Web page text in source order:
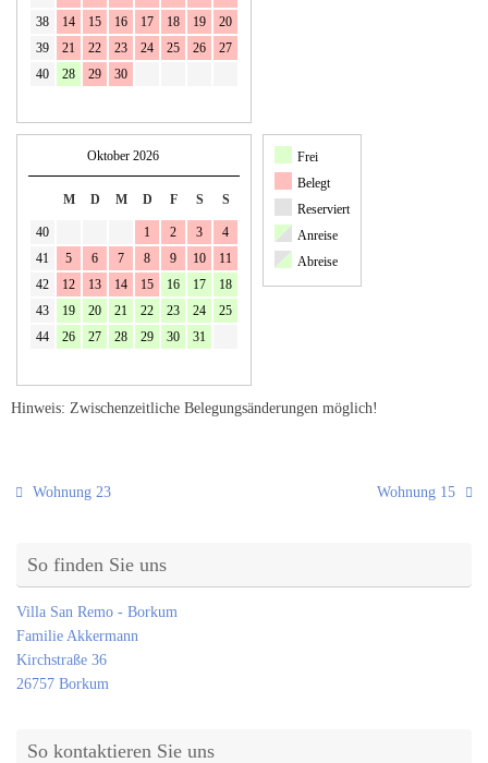
38
14 15 16 17 18 19
20
39
21 22 23 24 25 26
27
40
28 29 30
Oktober 2026
M D M D F S S
40 1 2 3
4
41
5 6 7 8 9 10
11
42
12 13 14 15 16 17
18
43
19 20 21 22 23 24
25
44
26 27 28 29 30 31
Frei
Belegt
Reserviert
Anreise
Abreise
Hinweis: Zwischenzeitliche Belegungsänderungen möglich!
Wohnung 23 Wohnung 15
So finden Sie uns
Villa San Remo - Borkum
Familie Akkermann
Kirchstraße 36
26757 Borkum
So kontaktieren Sie uns